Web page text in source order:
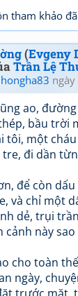
tham khảo
(Evgeny
Trần Lệ
hongha83
ao,
bầu trời
tôi, một
tre, đi dần
để còn dấu
và chỉ một
dẻ, trụi trần
cảnh này sao
cho toàn
ngày,